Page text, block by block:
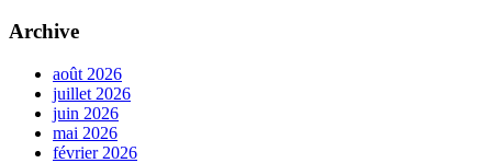
Archive
août 2026
juillet 2026
juin 2026
mai 2026
février 2026